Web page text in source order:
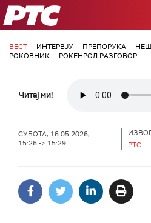
РТС
ВЕСТ ИНТЕРВЈУ ПРЕПОРУКА
РОКОВНИК
РОКЕНРОЛ РАЗГОВОР
Читај ми!
СУБОТА, 16.05.2026,
15:26 -> 15:29
РТС